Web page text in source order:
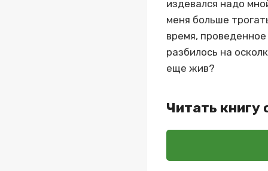
издевался надо
меня больше
время,
разбилось на
еще жив?
Читать книгу